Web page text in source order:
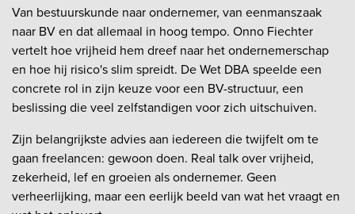
Van bestuurskunde naar ondernemer, van eenmanszaak
naar BV en dat allemaal in hoog tempo. Onno Fiechter
vertelt hoe vrijheid hem dreef naar het ondernemerschap
en hoe hij risico's slim spreidt. De Wet DBA speelde een
concrete rol in zijn keuze voor een BV-structuur, een
beslissing die veel zelfstandigen voor zich uitschuiven.
Zijn belangrijkste advies aan iedereen die twijfelt om te
gaan freelancen: gewoon doen. Real talk over vrijheid,
zekerheid, lef en groeien als ondernemer. Geen
verheerlijking, maar een eerlijk beeld van wat het vraagt en